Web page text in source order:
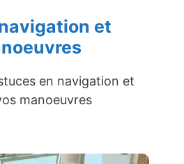
et
en navigation et
manoeuvres